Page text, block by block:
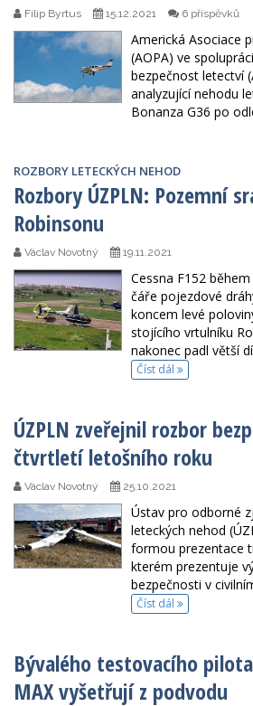
Filip Byrtus 15.12.2021 6 příspěvků
Americká Asociace
(AOPA) ve
bezpečnost letectví
analyzující nehodu
Bonanza G36 po
ROZBORY LETECKÝCH NEHOD
Rozbory ÚZPLN: Pozemní
Robinsonu
Václav Novotný 19.11.2021
Cessna F152
čáře pojezdové
koncem levé
stojícího vrtulníku
nakonec padl větší
Číst dál
ÚZPLN zveřejnil rozbor
čtvrtletí letošního roku
Václav Novotný 25.10.2021
Ústav pro odborné
leteckých nehod
formou prezentace
kterém prezentuje
bezpečnosti v
Číst dál
Bývalého testovacího
MAX vyšetřují z podvodu